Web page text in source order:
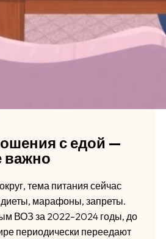
с едой —
важно
тема питания сейчас
диеты, марафоны, запреты.
ВОЗ за 2022–2024 годы, до
периодически переедают